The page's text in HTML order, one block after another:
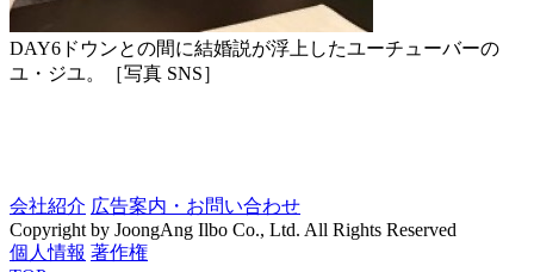
DAY6ドウンとの間に結婚説が浮上したユーチューバーの
ユ・ジユ。［写真 SNS］
会社紹介 広告案内・お問い合わせ
Copyright by JoongAng Ilbo Co., Ltd. All Rights Reserved
個人情報 著作権